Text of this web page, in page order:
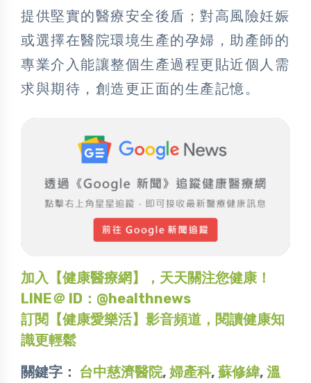
提供堅實的醫療安全後盾；對高風險妊娠
或選擇在醫院環境生產的孕婦，助產師的
專業介入能讓整個生產過程更貼近個人需
求與期待，創造更正面的生產記憶。
加入【健康醫療網】，天天關注您健康！
LINE＠ ID：@healthnews
訂閱【健康愛樂活】影音頻道，閱讀健康知
識更輕鬆
關鍵字： 台中慈濟醫院, 婦產科, 蘇修緯, 溫